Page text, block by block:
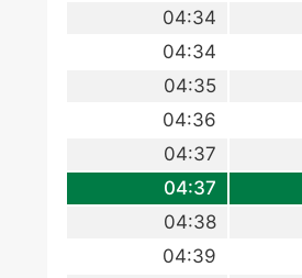
04:34
04:34
04:35
04:36
04:37
04:37
04:38
04:39